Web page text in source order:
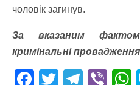
чоловік загинув.
За вказаним
кримінальні
F T T Vi